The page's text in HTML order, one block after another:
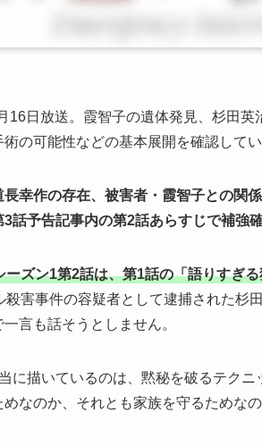
16日放送。霞智子の遺体発見、杉田
の可能性などの基本展開を確認してい
幸作の存在、被害者・霞智子との関
話予告記事内の第2話あらすじで補強
ーズン1第2話は、第1話の「語りすぎ
殺害事件の容疑者として逮捕された杉
言も話そうとしません。
に描いているのは、黙秘を破るテク
なのか、それとも家族を守るためなの